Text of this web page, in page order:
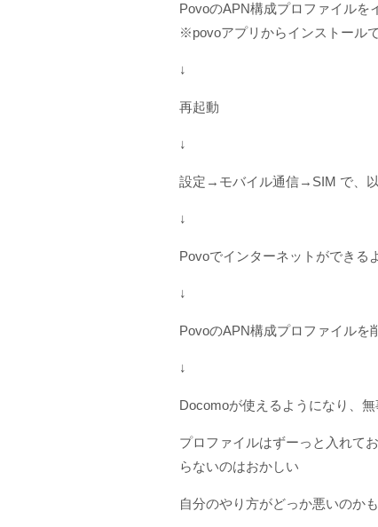
PovoのAPN構成プロファイルを
※povoアプリからインストール
↓
再起動
↓
設定→モバイル通信→SIM で、
↓
Povoでインターネットができる
↓
PovoのAPN構成プロファイルを
↓
Docomoが使えるようになり、
プロファイルはずーっと入れて
らないのはおかしい
自分のやり方がどっか悪いのか